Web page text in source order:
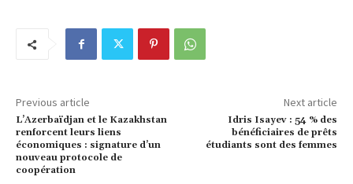
Previous article
L’Azerbaïdjan et le Kazakhstan
renforcent leurs liens
économiques : signature d’un
nouveau protocole de
coopération
Next article
Idris Isayev : 54 % des
bénéficiaires de prêts
étudiants sont des femmes